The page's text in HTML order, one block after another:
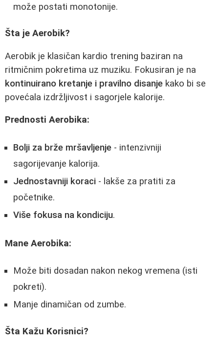
može postati monotonije.
Šta je Aerobik?
Aerobik je klasičan kardio trening baziran na
ritmičnim pokretima uz muziku. Fokusiran je na
kontinuirano kretanje i pravilno disanje kako bi se
povećala izdržljivost i sagorjele kalorije.
Prednosti Aerobika:
Bolji za brže mršavljenje - intenzivniji
sagorijevanje kalorija.
Jednostavniji koraci - lakše za pratiti za
početnike.
Više fokusa na kondiciju.
Mane Aerobika:
Može biti dosadan nakon nekog vremena (isti
pokreti).
Manje dinamičan od zumbe.
Šta Kažu Korisnici?